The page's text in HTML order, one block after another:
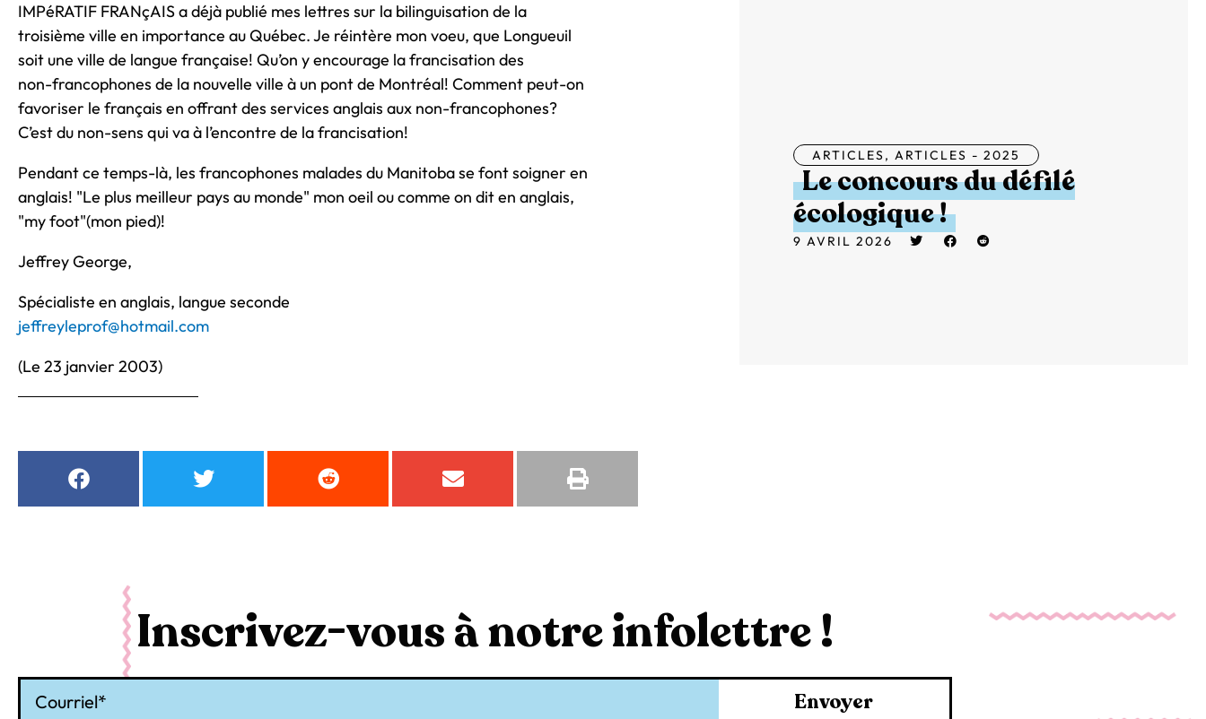
IMPéRATIF FRANçAIS a déjà publié mes lettres sur la bilinguisation de la
troisième ville en importance au Québec. Je réintère mon voeu, que Longueuil
soit une ville de langue française! Qu’on y encourage la francisation des
non-francophones de la nouvelle ville à un pont de Montréal! Comment peut-on
favoriser le français en offrant des services anglais aux non-francophones?
C’est du non-sens qui va à l’encontre de la francisation!
Pendant ce temps-là, les francophones malades du Manitoba se font soigner en
anglais! "Le plus meilleur pays au monde" mon oeil ou comme on dit en anglais,
"my foot"(mon pied)!
Jeffrey George,
Spécialiste en anglais, langue seconde
jeffreyleprof@hotmail.com
(Le 23 janvier 2003)
ARTICLES, ARTICLES - 2025
Le concours du défilé
écologique !
9 AVRIL 2026
Inscrivez-vous à notre infolettre !
Envoyer